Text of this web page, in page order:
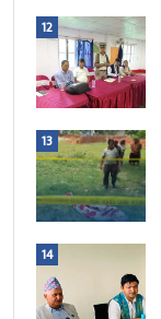
12
13
14